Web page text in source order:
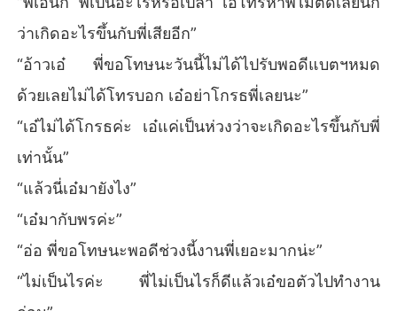
ว่าเกิดอะไรขึ้นกับพี่เสียอีก”
“อ้าวเอ๋ พี่ขอโทษนะวันนี้ไม่ได้ไปรับพอดีแบตฯหมด
ด้วยเลยไม่ได้โทรบอก เอ๋อย่าโกรธพี่เลยนะ”
“เอ๋ไม่ได้โกรธค่ะ เอ๋แค่เป็นห่วงว่าจะเกิดอะไรขึ้นกับพี่
เท่านั้น”
“แล้วนี่เอ๋มายังไง”
“เอ๋มากับพรค่ะ”
“อ่อ พี่ขอโทษนะพอดีช่วงนี้งานพี่เยอะมากน่ะ”
“ไม่เป็นไรค่ะ พี่ไม่เป็นไรก็ดีแล้วเอ๋ขอตัวไปทำงาน